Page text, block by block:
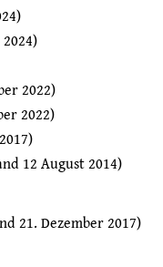
2022)
2022)
12 August 2014)
21. Dezember 2017)